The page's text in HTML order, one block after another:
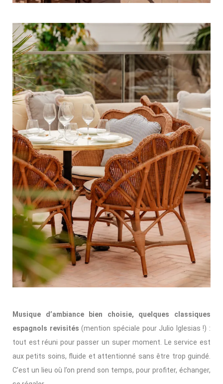
Musique d’ambiance bien choisie, quelques classiques
espagnols revisités (mention spéciale pour Julio Iglesias !) :
tout est réuni pour passer un super moment. Le service est
aux petits soins, fluide et attentionné sans être trop guindé.
C’est un lieu où l’on prend son temps, pour profiter, échanger,